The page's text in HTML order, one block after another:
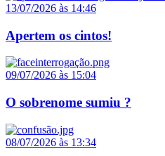
13/07/2026 às 14:46
Apertem os cintos!
09/07/2026 às 15:04
O sobrenome sumiu ?
08/07/2026 às 13:34